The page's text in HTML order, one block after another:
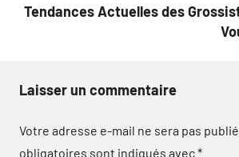
Tendances Actuelles des
Laisser un commentaire
Votre adresse e-mail ne sera pas
obligatoires sont indiqués avec*